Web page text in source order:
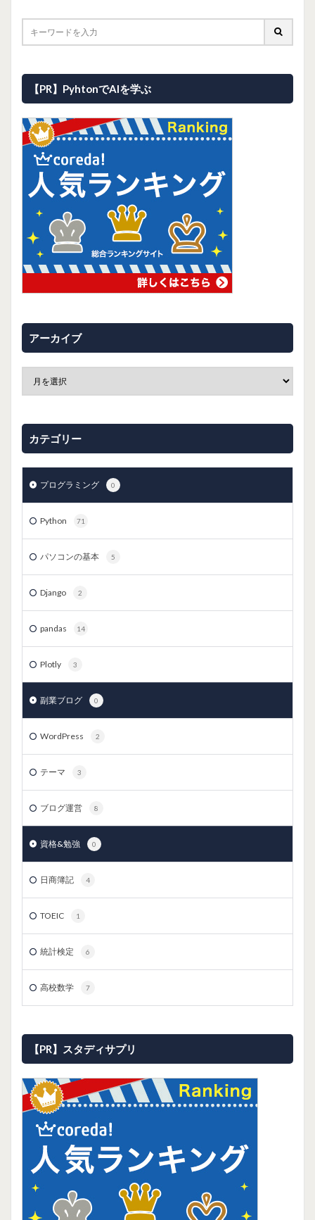
【PR】PyhtonでAIを学ぶ
アーカイブ
カテゴリー
プログラミング 0
Python 71
パソコンの基本 5
Django 2
pandas 14
Plotly 3
副業ブログ 0
WordPress 2
テーマ 3
ブログ運営 8
資格&勉強 0
日商簿記 4
TOEIC 1
統計検定 6
高校数学 7
【PR】スタディサプリ